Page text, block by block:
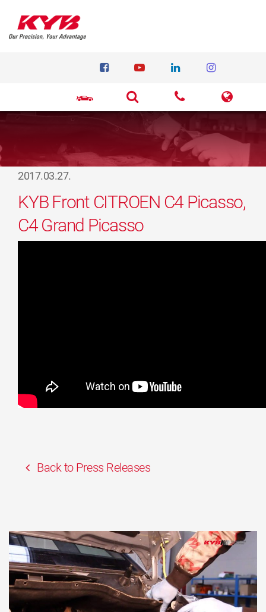
2017.03.27.
KYB Front CITROEN C4 Picasso,
C4 Grand Picasso
Back to Press Releases